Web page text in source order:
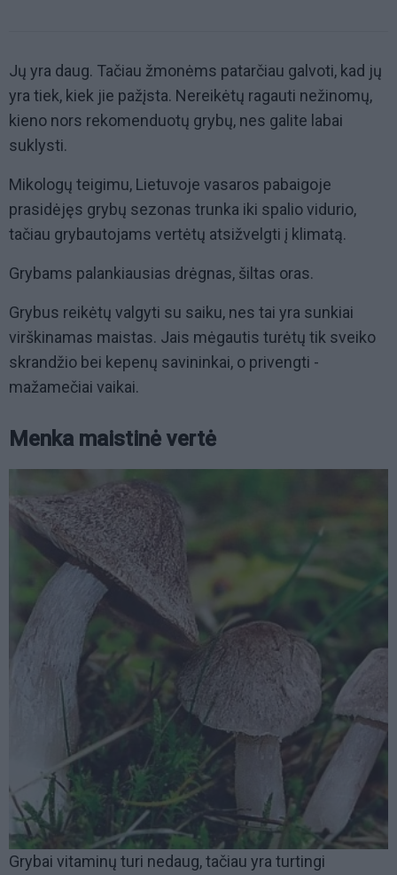
Jų yra daug. Tačiau žmonėms patarčiau galvoti, kad jų
yra tiek, kiek jie pažįsta. Nereikėtų ragauti nežinomų,
kieno nors rekomenduotų grybų, nes galite labai
suklysti.
Mikologų teigimu, Lietuvoje vasaros pabaigoje
prasidėjęs grybų sezonas trunka iki spalio vidurio,
tačiau grybautojams vertėtų atsižvelgti į klimatą.
Grybams palankiausias drėgnas, šiltas oras.
Grybus reikėtų valgyti su saiku, nes tai yra sunkiai
virškinamas maistas. Jais mėgautis turėtų tik sveiko
skrandžio bei kepenų savininkai, o privengti -
mažamečiai vaikai.
Menka maistinė vertė
Grybai vitaminų turi nedaug, tačiau yra turtingi